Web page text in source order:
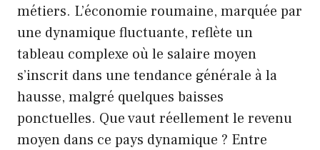
métiers. L’économie roumaine, marquée par
une dynamique fluctuante, reflète un
tableau complexe où le salaire moyen
s’inscrit dans une tendance générale à la
hausse, malgré quelques baisses
ponctuelles. Que vaut réellement le revenu
moyen dans ce pays dynamique ? Entre